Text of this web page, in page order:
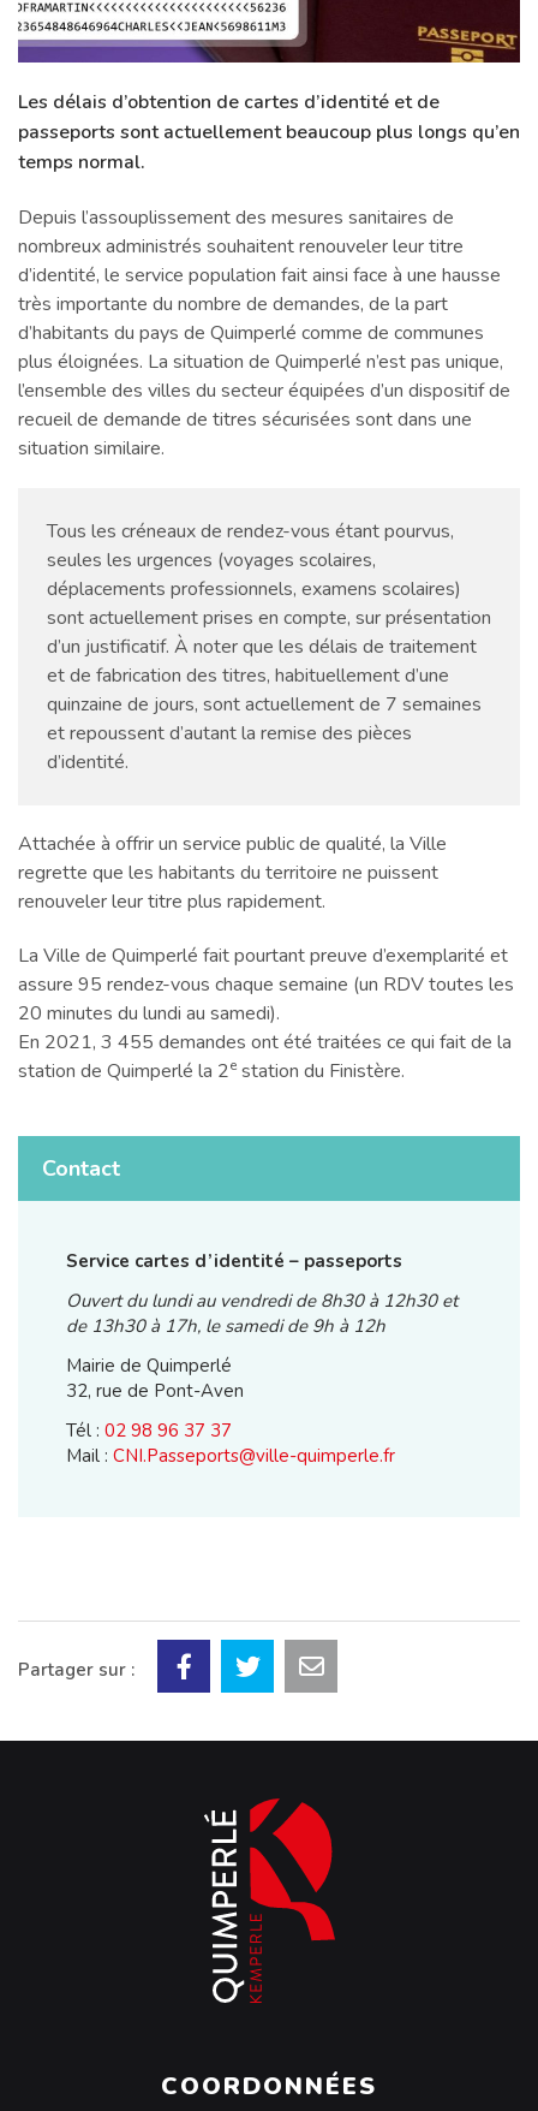
Les délais d’obtention de cartes d’identité et de
passeports sont actuellement beaucoup plus longs qu’en
temps normal.
Depuis l’assouplissement des mesures sanitaires de
nombreux administrés souhaitent renouveler leur titre
d’identité, le service population fait ainsi face à une hausse
très importante du nombre de demandes, de la part
d’habitants du pays de Quimperlé comme de communes
plus éloignées. La situation de Quimperlé n’est pas unique,
l’ensemble des villes du secteur équipées d’un dispositif de
recueil de demande de titres sécurisées sont dans une
situation similaire.
Tous les créneaux de rendez-vous étant pourvus,
seules les urgences (voyages scolaires,
déplacements professionnels, examens scolaires)
sont actuellement prises en compte, sur présentation
d’un justificatif. À noter que les délais de traitement
et de fabrication des titres, habituellement d’une
quinzaine de jours, sont actuellement de 7 semaines
et repoussent d’autant la remise des pièces
d’identité.
Attachée à offrir un service public de qualité, la Ville
regrette que les habitants du territoire ne puissent
renouveler leur titre plus rapidement.
La Ville de Quimperlé fait pourtant preuve d’exemplarité et
assure 95 rendez-vous chaque semaine (un RDV toutes les
20 minutes du lundi au samedi).
En 2021, 3 455 demandes ont été traitées ce qui fait de la
station de Quimperlé la 2e station du Finistère.
Contact
Service cartes d’identité – passeports
Ouvert du lundi au vendredi de 8h30 à 12h30 et
de 13h30 à 17h, le samedi de 9h à 12h
Mairie de Quimperlé
32, rue de Pont-Aven
Tél : 02 98 96 37 37
Mail : CNI.Passeports@ville-quimperle.fr
Partager sur :
COORDONNÉES